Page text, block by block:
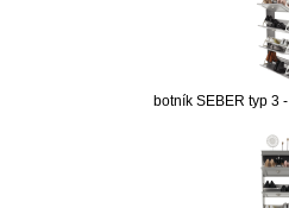
botník SEBER typ 3